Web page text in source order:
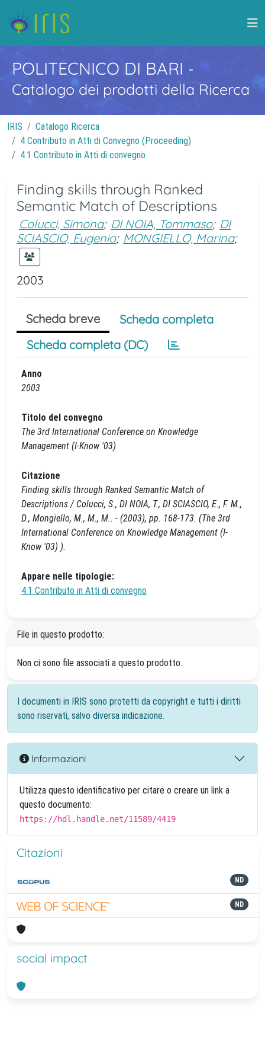
POLITECNICO DI BARI -
Catalogo dei prodotti della Ricerca
IRIS
Catalogo Ricerca
4 Contributo in Atti di Convegno (Proceeding)
4.1 Contributo in Atti di convegno
Finding skills through Ranked
Semantic Match of Descriptions
Colucci, Simona; DI NOIA, Tommaso; DI
SCIASCIO, Eugenio; MONGIELLO, Marina;
2003
Scheda breve
Scheda completa
Scheda completa (DC)
Anno
2003
Titolo del convegno
The 3rd International Conference on Knowledge
Management (I-Know '03)
Citazione
Finding skills through Ranked Semantic Match of
Descriptions / Colucci, S., DI NOIA, T., DI SCIASCIO, E., F. M.,
D., Mongiello, M., M., M.. - (2003), pp. 168-173. (The 3rd
International Conference on Knowledge Management (I-
Know '03) ).
Appare nelle tipologie:
4.1 Contributo in Atti di convegno
File in questo prodotto:
Non ci sono file associati a questo prodotto.
I documenti in IRIS sono protetti da copyright e tutti i diritti
sono riservati, salvo diversa indicazione.
Informazioni
Utilizza questo identificativo per citare o creare un link a
questo documento:
https://hdl.handle.net/11589/4419
Citazioni
ND
ND
social impact